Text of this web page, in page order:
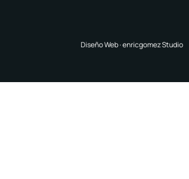
Diseño Web ·enricgomez Studio